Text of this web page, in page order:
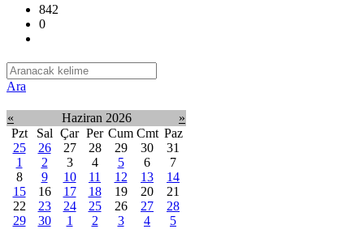
842
0
Ara
« Haziran 2026
»
Pzt
Sal Çar Per Cum Cmt Paz
25
26 27 28 29 30
31
1
2 3 4 5 6
7
8
9 10 11 12 13
14
15
16 17 18 19 20
21
22
23 24 25 26 27
28
29
30 1 2 3 4 5